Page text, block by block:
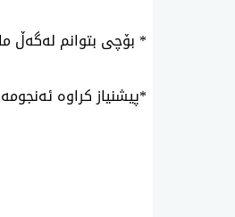
* بۆچی بتوانم له‌گه‌ڵ
*پیشنیاز كراوه‌